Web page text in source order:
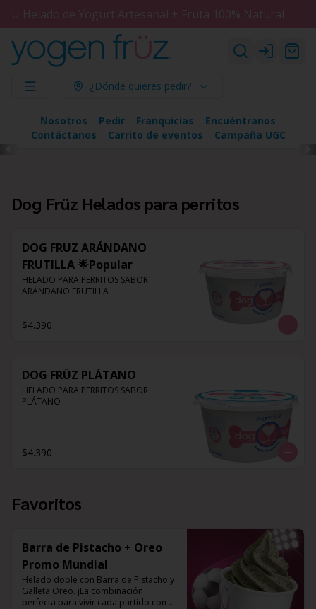
Ü Helado de Yogurt Artesanal + Fruta 100% Natural
Login
¿Dónde quieres pedir?
Nosotros Pedir Franquicias
Encuéntranos
Contáctanos
Carrito de eventos Campaña UGC
Dog Früz Helados para perritos
DOG FRUZ ARÁNDANO
FRUTILLA 🌟Popular
HELADO PARA PERRITOS SABOR
ARÁNDANO FRUTILLA
$4.390
DOG FRÜZ PLÁTANO
HELADO PARA PERRITOS SABOR
PLÁTANO
$4.390
Favoritos
Barra de Pistacho + Oreo
Promo Mundial
Helado doble con Barra de Pistacho y
Galleta Oreo. ¡La combinación
perfecta para vivir cada partido con el